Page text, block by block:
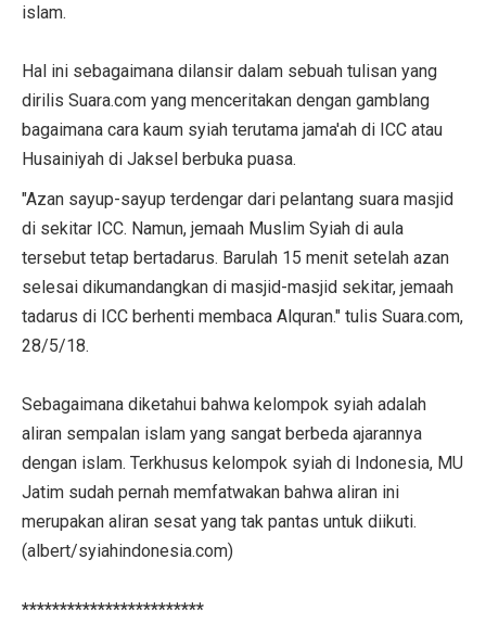
islam.
Hal ini sebagaimana dilansir dalam sebuah tulisan yang
dirilis Suara.com yang menceritakan dengan gamblang
bagaimana cara kaum syiah terutama jama'ah di ICC atau
Husainiyah di Jaksel berbuka puasa.
"Azan sayup-sayup terdengar dari pelantang suara masjid
di sekitar ICC. Namun, jemaah Muslim Syiah di aula
tersebut tetap bertadarus. Barulah 15 menit setelah azan
selesai dikumandangkan di masjid-masjid sekitar, jemaah
tadarus di ICC berhenti membaca Alquran." tulis Suara.com,
28/5/18.
Sebagaimana diketahui bahwa kelompok syiah adalah
aliran sempalan islam yang sangat berbeda ajarannya
dengan islam. Terkhusus kelompok syiah di Indonesia, MU
Jatim sudah pernah memfatwakan bahwa aliran ini
merupakan aliran sesat yang tak pantas untuk diikuti.
(albert/syiahindonesia.com)
************************